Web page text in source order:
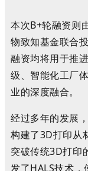
本次B+轮融资则
物致知基金联合
融资均将用于推
级、智能化工厂
业的深度融合。
经过多年的发展
构建了3D打印从
突破传统3D打印
发了HALS技术